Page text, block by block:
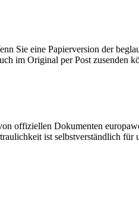
Sie eine Papierversion der
im Original per Post zusenden
offiziellen Dokumenten
ist selbstverständlich für